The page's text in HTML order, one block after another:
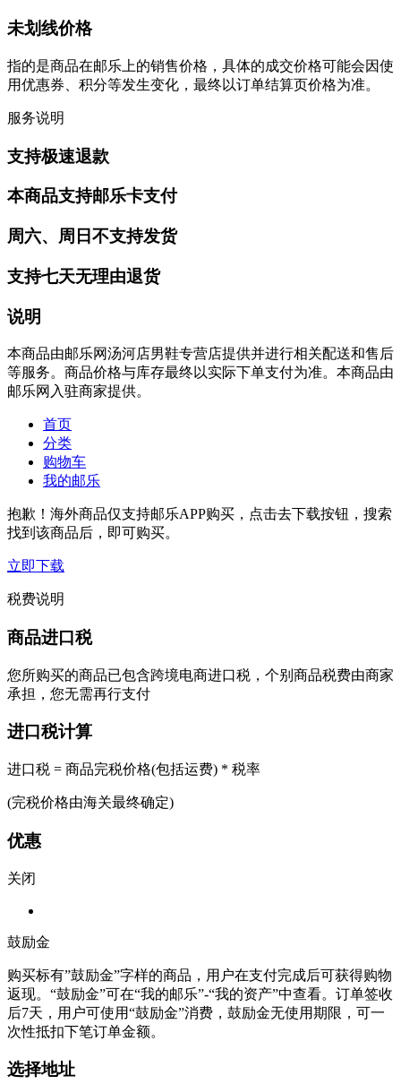
未划线价格
指的是商品在邮乐上的销售价格，具体的成交价格可能会因使
用优惠券、积分等发生变化，最终以订单结算页价格为准。
服务说明
支持极速退款
本商品支持邮乐卡支付
周六、周日不支持发货
支持七天无理由退货
说明
本商品由邮乐网汤河店男鞋专营店提供并进行相关配送和售后
等服务。商品价格与库存最终以实际下单支付为准。本商品由
邮乐网入驻商家提供。
首页
分类
购物车
我的邮乐
抱歉！海外商品仅支持邮乐APP购买，点击去下载按钮，搜索
找到该商品后，即可购买。
立即下载
税费说明
商品进口税
您所购买的商品已包含跨境电商进口税，个别商品税费由商家
承担，您无需再行支付
进口税计算
进口税 = 商品完税价格(包括运费) * 税率
(完税价格由海关最终确定)
优惠
关闭
鼓励金
购买标有”鼓励金”字样的商品，用户在支付完成后可获得购物
返现。“鼓励金”可在“我的邮乐”-“我的资产”中查看。订单签收
后7天，用户可使用“鼓励金”消费，鼓励金无使用期限，可一
次性抵扣下笔订单金额。
选择地址